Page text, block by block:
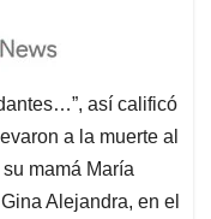
así calificó
a la muerte al
mamá María
Alejandra, en el